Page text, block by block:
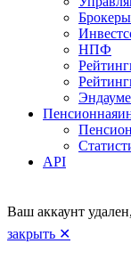
НПФ
Пенсионная
API
Ваш аккаунт
закрыть ✕